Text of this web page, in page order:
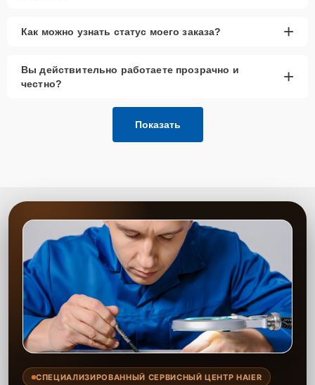
Как можно узнать статус моего заказа? +
Вы действительно работаете прозрачно и
честно?
+
Показать
СПЕЦИАЛИЗИРОВАННЫЙ СЕРВИСНЫЙ ЦЕНТР HAIER